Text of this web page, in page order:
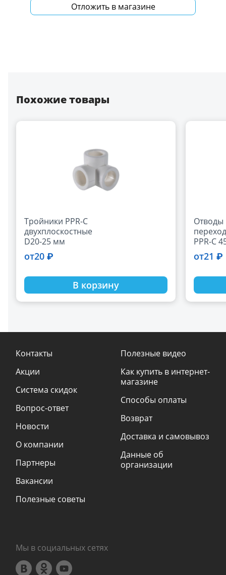
Отложить в магазине
Похожие товары
Тройники PPR-C
двухплоскостные
D20-25 мм
от20 ₽
В корзину
Отводы
PPR-C
мм.
от21 ₽
Контакты
Акции
Система скидок
Вопрос-ответ
Новости
О компании
Партнеры
Вакансии
Полезные советы
Полезные видео
Как купить в интернет-
магазине
Способы оплаты
Возврат
Доставка и самовывоз
Данные об
организации
Мы в социальных сетях